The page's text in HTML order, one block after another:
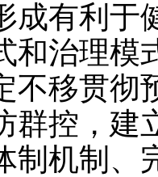
成有利于
和治理模
不移贯彻
群控，建
制机制、